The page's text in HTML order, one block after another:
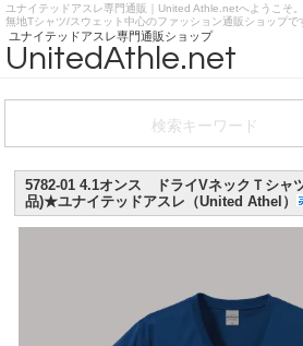
https://www.unitedathle.net
ユナイテッドアスレ専門通販｜United Athle.netへようこそ。
無地Tシャツ/スウェット中心のファッション通販ショップで
ユナイテッドアスレ専門通販ショップ
UnitedAthle.net
5782-01 4.1オンス ドライVネックＴシャ
品)★ユナイテッドアスレ（United Athel）